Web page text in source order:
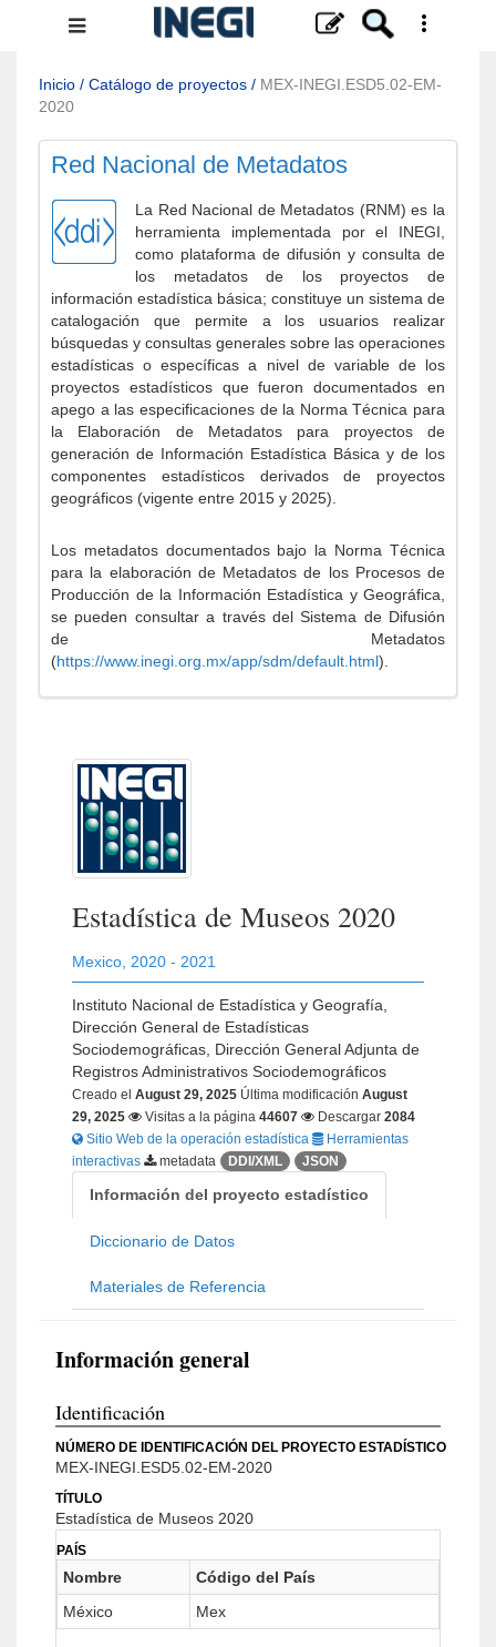
Menú
navegación
Inicio / Catálogo de proyectos / MEX-INEGI.ESD5.02-EM-
2020
Red Nacional de Metadatos
La Red Nacional de Metadatos (RNM) es la
herramienta implementada por el INEGI,
como plataforma de difusión y consulta de
los metadatos de los proyectos de
información estadística básica; constituye un sistema de
catalogación que permite a los usuarios realizar
búsquedas y consultas generales sobre las operaciones
estadísticas o específicas a nivel de variable de los
proyectos estadísticos que fueron documentados en
apego a las especificaciones de la Norma Técnica para
la Elaboración de Metadatos para proyectos de
generación de Información Estadística Básica y de los
componentes estadísticos derivados de proyectos
geográficos (vigente entre 2015 y 2025).
Los metadatos documentados bajo la Norma Técnica
para la elaboración de Metadatos de los Procesos de
Producción de la Información Estadística y Geográfica,
se pueden consultar a través del Sistema de Difusión
de Metadatos
(https://www.inegi.org.mx/app/sdm/default.html).
Estadística de Museos 2020
Mexico 2020 - 2021
Instituto Nacional de Estadística y Geografía,
Dirección General de Estadísticas
Sociodemográficas, Dirección General Adjunta de
Registros Administrativos Sociodemográficos
Creado el August 29, 2025 Última modificación August
29, 2025
Visitas a la página 44607 Descargar 2084
Sitio Web de la operación estadística
Herramientas
interactivas
metadata DDI/XML JSON
Información del proyecto estadístico
Diccionario de Datos
Materiales de Referencia
Información general
Identificación
NÚMERO DE IDENTIFICACIÓN DEL PROYECTO ESTADÍSTICO
MEX-INEGI.ESD5.02-EM-2020
TÍTULO
Estadística de Museos 2020
PAÍS
Nombre
Código del País
México
Mex